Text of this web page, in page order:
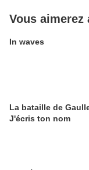
Vous aimerez
In waves
La bataille de
J'écris ton nom